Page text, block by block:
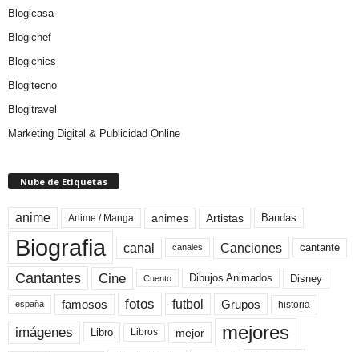
Blogicasa
Blogichef
Blogichics
Blogitecno
Blogitravel
Marketing Digital & Publicidad Online
Nube de Etiquetas
anime Anime / Manga animes Artistas Bandas
Biografia canal canales Canciones cantante
Cantantes Cine Cuento Dibujos Animados Disney
españa famosos fotos futbol Grupos historia
imágenes Libro Libros mejor mejores